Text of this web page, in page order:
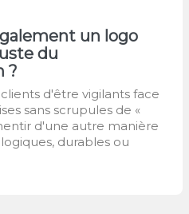
un logo
du
?
d'être vigilants face
sans scrupules de «
d'une autre manière
durables ou